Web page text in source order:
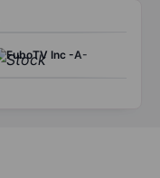
FuboTV Inc -A-